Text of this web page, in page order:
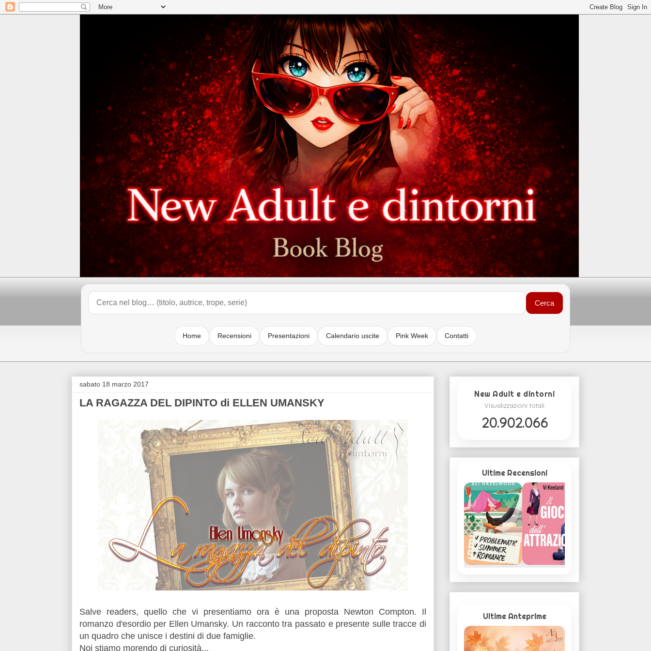
Cerca
Home Recensioni Presentazioni Calendario uscite Pink Week Contatti
sabato 18 marzo 2017
LA RAGAZZA DEL DIPINTO di ELLEN UMANSKY
Salve readers, quello che vi presentiamo ora è una proposta Newton Compton. Il
romanzo d'esordio per Ellen Umansky. Un racconto tra passato e presente sulle tracce di
un quadro che unisce i destini di due famiglie.
Noi stiamo morendo di curiosità...
New Adult e dintorni
Visualizzazioni totali
20.902.066
Ultime Recensioni
Ultime Anteprime